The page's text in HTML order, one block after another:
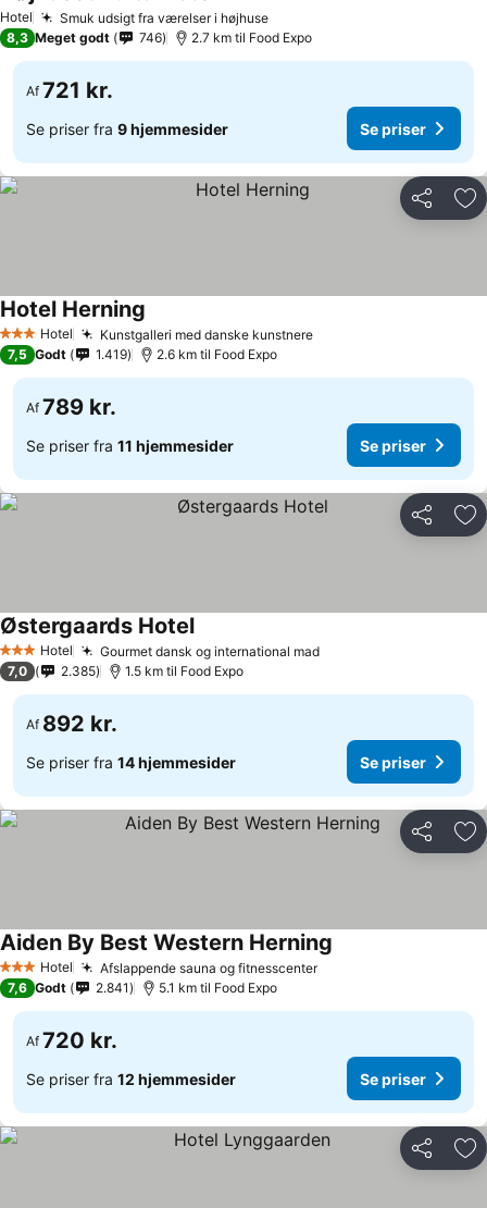
Hotel Smuk udsigt fra værelser i højhuse
8,3 Meget godt 746 2.7 km til Food Expo
Af 721 kr.
Se priser fra 9 hjemmesider Se priser
Del
3 StjernerHotel Kunstgalleri med danske kunstnere
Hotel Herning
7,5 Godt 1.419 2.6 km til Food Expo
Af 789 kr.
Se priser fra 11 hjemmesider Se priser
Del
3 StjernerHotel Gourmet dansk og international mad
Østergaards Hotel
7,0 2.385 1.5 km til Food Expo
Af 892 kr.
Se priser fra 14 hjemmesider Se priser
Del
3 StjernerHotel Afslappende sauna og fitnesscenter
Aiden By Best Western Herning
7,6 Godt 2.841 5.1 km til Food Expo
Af 720 kr.
Se priser fra 12 hjemmesider Se priser
Del